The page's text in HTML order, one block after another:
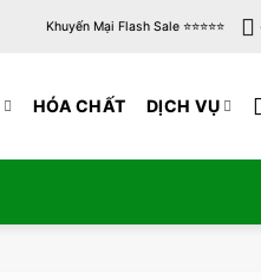
Khuyến Mại Flash Sale ⭐️⭐️⭐️⭐️⭐️
HÓA CHẤT DỊCH VỤ